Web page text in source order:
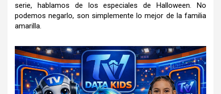
serie, hablamos de los especiales de Halloween. No
podemos negarlo, son simplemente lo mejor de la familia
amarilla.